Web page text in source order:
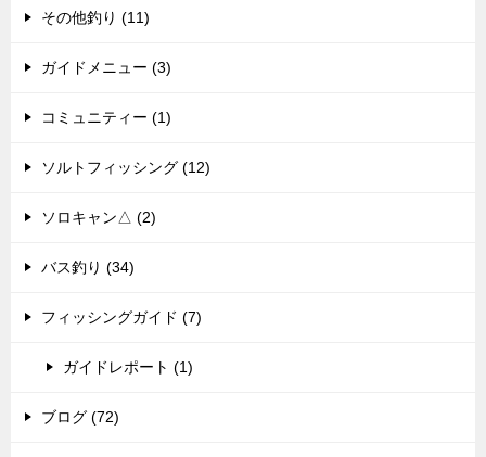
その他釣り (11)
ガイドメニュー (3)
コミュニティー (1)
ソルトフィッシング (12)
ソロキャン△ (2)
バス釣り (34)
フィッシングガイド (7)
ガイドレポート (1)
ブログ (72)